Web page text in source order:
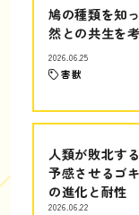
鳩の種類を知
然との共生を
2026.06.25
害獣
人類が敗北す
予感させるゴ
の進化と耐性
2026.06.22